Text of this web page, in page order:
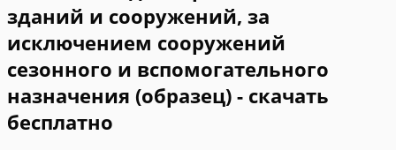
зданий и сооружений, за
исключением сооружений
сезонного и вспомогательного
назначения (образец) - скачать
бесплатно